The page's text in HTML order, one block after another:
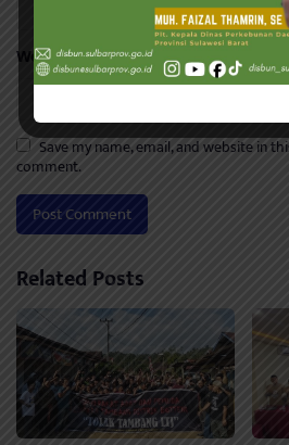
Website
Save my name, email, and website in
comment.
Related Posts